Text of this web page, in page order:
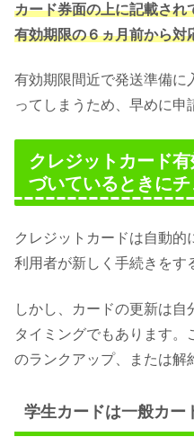
カード券面の上に記載され
有効期限の６ヵ月前から対
有効期限間近で発送準備に
ってしまうため、早めに申
クレジットカード
づいているときに
クレジットカードは自動的
利用者が新しく手続きをす
しかし、カードの更新は
タイミングでもあります。
のランクアップ、または解
学生カードは一般カー